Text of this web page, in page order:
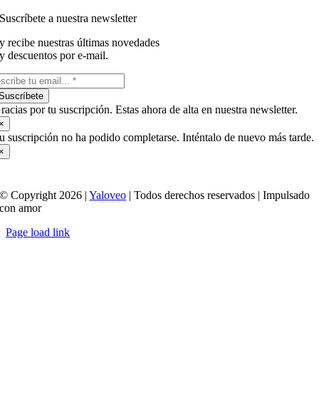
Suscríbete a nuestra newsletter
y recibe nuestras últimas novedades
y descuentos por e-mail.
por tu suscripción. Estas ahora de alta en nuestra newsletter.
suscripción no ha podido completarse. Inténtalo de nuevo más tarde.
© Copyright 2026 |Yaloveo | Todos derechos reservados | Impulsado
con amor
Page load link